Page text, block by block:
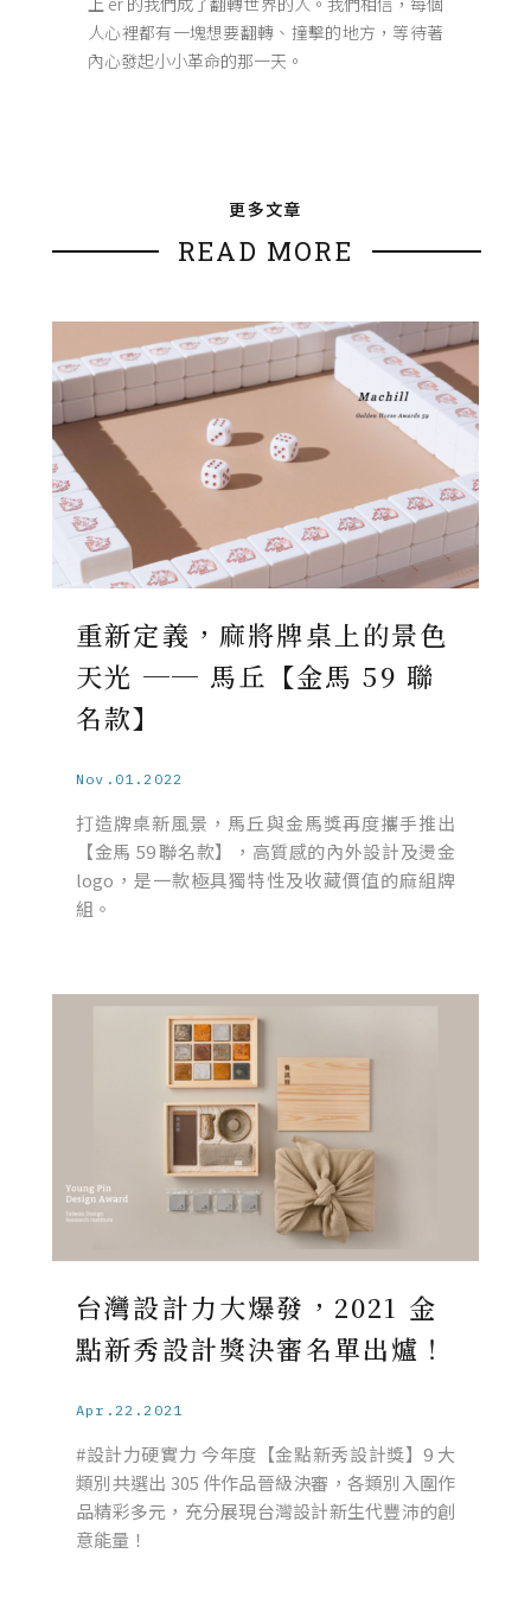
人心裡都有一塊想要翻轉、撞擊的地方，等待著
內心發起小小革命的那一天。
更多文章
READ MORE
重新定義，麻將牌桌上的景色
天光 ── 馬丘【金馬 59 聯
名款】
Nov.01.2022
打造牌桌新風景，馬丘與金馬獎再度攜手推出
【金馬 59 聯名款】，高質感的內外設計及燙金
logo，是一款極具獨特性及收藏價值的麻組牌
組。
台灣設計力大爆發，2021 金
點新秀設計獎決審名單出爐！
Apr.22.2021
#設計力硬實力 今年度【金點新秀設計獎】9 大
類別共選出 305 件作品晉級決審，各類別入圍作
品精彩多元，充分展現台灣設計新生代豐沛的創
意能量！